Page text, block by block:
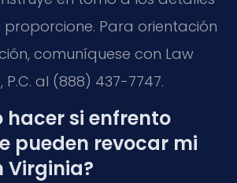
Para orientación
comuníquese con Law
P.C. al (888) 437-7747.
hacer si enfrento
pueden revocar mi
Virginia?